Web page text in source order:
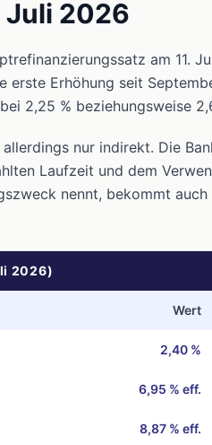
2026
am 11.
erste Erhöhung seit
2,25 % beziehungsweise
nur indirekt. Die
Laufzeit und dem
nennt, bekommt
2026)
Wert
2,40 %
6,95 % eff.
8,87 % eff.